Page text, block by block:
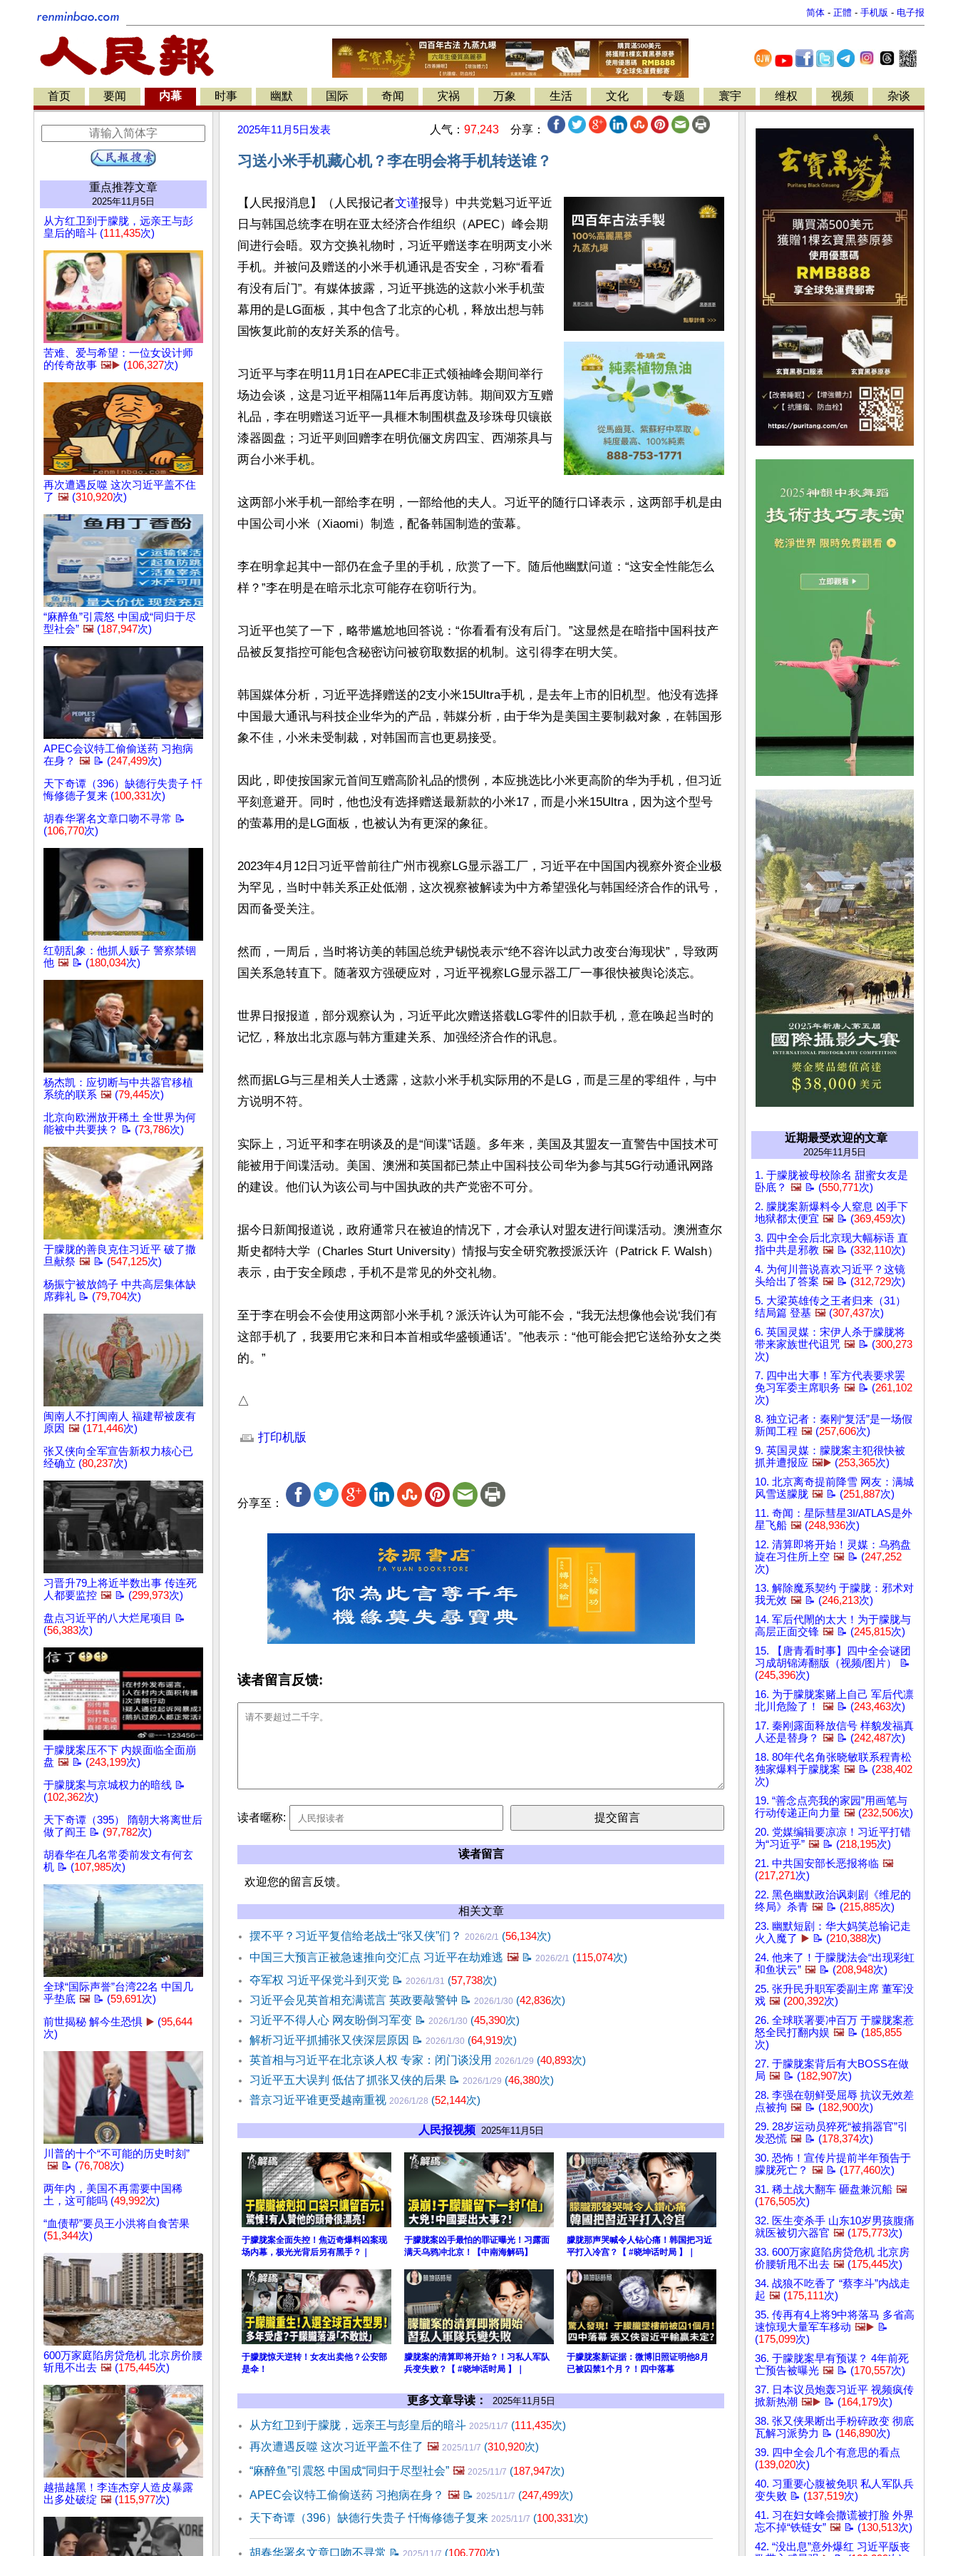
简体 - 正體 - 手机版 - 电子报
首页 要闻 内幕 时事 幽默 国际 奇闻 灾祸 万象 生活 文化 专题 寰宇 维权 视频 杂谈
重点推荐文章
2025年11月5日
从方红卫到于朦胧，远亲王与彭
皇后的暗斗 (111,435次)
苦难、爱与希望：一位女设计师
的传奇故事 🖼️▶️ (106,327次)
再次遭遇反噬 这次习近平盖不住
了 🖼️ (310,920次)
“麻醉鱼”引震怒 中国成“同归于尽
型社会” 🖼️ (187,947次)
APEC会议特工偷偷送药 习抱病
在身？ 🖼️ 📝 (247,499次)
天下奇谭（396）缺德行失贵子 忏
悔修德子复来 (100,331次)
胡春华署名文章口吻不寻常 📝
(106,770次)
红朝乱象：他抓人贩子 警察禁锢
他 🖼️ 📝 (180,034次)
杨杰凯：应切断与中共器官移植
系统的联系 🖼️ (79,445次)
北京向欧洲放开稀土 全世界为何
能被中共要挟？ 📝 (73,786次)
于朦胧的善良克住习近平 破了撒
旦献祭 🖼️ 📝 (547,125次)
杨振宁被放鸽子 中共高层集体缺
席葬礼 📝 (79,704次)
闽南人不打闽南人 福建帮被废有
原因 🖼️ (171,446次)
张又侠向全军宣告新权力核心已
经确立 (80,237次)
习晋升79上将近半数出事 传连死
人都要监控 🖼️ 📝 (299,973次)
盘点习近平的八大烂尾项目 📝
(56,383次)
于朦胧案压不下 内娱面临全面崩
盘 🖼️ 📝 (243,199次)
于朦胧案与京城权力的暗线 📝
(102,362次)
天下奇谭（395） 隋朝大将离世后
做了阎王 📝 (97,782次)
胡春华在几名常委前发文有何玄
机 📝 (107,985次)
全球“国际声誉”台湾22名 中国几
乎垫底 🖼️ 📝 (59,691次)
前世揭秘 解今生恐惧 ▶️ (95,644
次)
川普的十个“不可能的历史时刻”
🖼️ 📝 (76,708次)
两年内，美国不再需要中国稀
土，这可能吗 (49,992次)
“血债帮”要员王小洪将自食苦果
(51,344次)
600万家庭陷房贷危机 北京房价腰
斩甩不出去 🖼️ (175,445次)
越描越黑！李连杰穿人造皮暴露
出多处破绽 🖼️ (115,977次)
2025年11月5日 发表 人气： 97,243 分享：
习送小米手机藏心机？李在明会将手机转送谁？
【人民报消息】（人民报记者文谨报导）中共党魁习近平近
日与韩国总统李在明在亚太经济合作组织（APEC）峰会期
间进行会晤。双方交换礼物时，习近平赠送李在明两支小米
手机。并被问及赠送的小米手机通讯是否安全，习称“看看
有没有后门”。有媒体披露，习近平挑选的这款小米手机萤
幕用的是LG面板，其中包含了北京的心机，释放出想与韩
国恢复此前的友好关系的信号。
习近平与李在明11月1日在APEC非正式领袖峰会期间举行
场边会谈，这是习近平相隔11年后再度访韩。期间双方互赠
礼品，李在明赠送习近平一具榧木制围棋盘及珍珠母贝镶嵌
漆器圆盘；习近平则回赠李在明伉俪文房四宝、西湖茶具与
两台小米手机。
这两部小米手机一部给李在明，一部给他的夫人。习近平的随行口译表示，这两部手机是由
中国公司小米（Xiaomi）制造，配备韩国制造的萤幕。
李在明拿起其中一部仍在盒子里的手机，欣赏了一下。随后他幽默问道：“这安全性能怎么
样？”李在明是在暗示北京可能存在窃听行为。
习近平也笑了一下，略带尴尬地回答说：“你看看有没有后门。”这显然是在暗指中国科技产
品被反复指控可能包含秘密访问被窃取数据的机制。这引得李在明大笑。
韩国媒体分析，习近平选择赠送的2支小米15Ultra手机，是去年上市的旧机型。他没有选择
中国最大通讯与科技企业华为的产品，韩媒分析，由于华为是美国主要制裁对象，在韩国形
象不佳，小米未受制裁，对韩国而言也更易接受。
因此，即使按国家元首间互赠高阶礼品的惯例，本应挑选比小米更高阶的华为手机，但习近
平刻意避开。同时，他也没有选择赠送最新款的小米17，而是小米15Ultra，因为这个型号
的萤幕用的是LG面板，也被认为有更深的象征。
2023年4月12日习近平曾前往广州市视察LG显示器工厂，习近平在中国国内视察外资企业极
为罕见，当时中韩关系正处低潮，这次视察被解读为中方希望强化与韩国经济合作的讯号，
因而备受关注。
然而，一周后，当时将访美的韩国总统尹锡悦表示“绝不容许以武力改变台海现状”，导致两
国关系急转直下。随著双方强硬应对，习近平视察LG显示器工厂一事很快被舆论淡忘。
世界日报报道，部分观察认为，习近平此次赠送搭载LG零件的旧款手机，意在唤起当时的
记忆，释放出北京愿与韩方重建关系、加强经济合作的讯息。
然而据LG与三星相关人士透露，这款小米手机实际用的不是LG，而是三星的零组件，与中
方说明不符。
实际上，习近平和李在明谈及的是“间谍”话题。多年来，美国及其盟友一直警告中国技术可
能被用于间谍活动。美国、澳洲和英国都已禁止中国科技公司华为参与其5G行动通讯网路
的建设。他们认为该公司与中国执政的共产党密不可分。
据今日新闻报道说，政府通常只在被迫的情况下，才会承认对盟友进行间谍活动。澳洲查尔
斯史都特大学（Charles Sturt University）情报与安全研究教授派沃许（Patrick F. Walsh）
表示，由于安全顾虑，手机不是常见的外交礼物。
至于李在明会不会使用这两部小米手机？派沃许认为可能不会，“我无法想像他会说‘我们有
这部手机了，我要用它来和日本首相或华盛顿通话’。”他表示：“他可能会把它送给孙女之类
的。”
△
打印机版
分享至：
读者留言反馈:
读者暱称:
读者留言
欢迎您的留言反馈。
相关文章
摆不平？习近平复信给老战士“张又侠”们？ 2026/2/1 (56,134次)
中国三大预言正被急速推向交汇点 习近平在劫难逃 🖼️ 📝 2026/2/1 (115,074次)
夺军权 习近平保党斗到灭党 📝 2026/1/31 (57,738次)
习近平会见英首相充满谎言 英政要敲警钟 📝 2026/1/30 (42,836次)
习近平不得人心 网友盼倒习军变 📝 2026/1/30 (45,390次)
解析习近平抓捕张又侠深层原因 📝 2026/1/30 (64,919次)
英首相与习近平在北京谈人权 专家：闭门谈没用 2026/1/29 (40,893次)
习近平五大误判 低估了抓张又侠的后果 📝 2026/1/29 (46,380次)
普京习近平谁更受越南重视 2026/1/28 (52,144次)
人民报视频 2025年11月5日
于朦胧案全面失控！焦迈奇爆料凶案现
场内幕，极光光背后另有黑手？｜
于朦胧案凶手最怕的罪证曝光！习露面
满天乌鸦冲北京！【中南海解码】
朦胧那声哭喊令人钻心痛！韩国把习近
平打入冷宫？【 #晓坤话时局 】｜
于朦胧惊天逆转！女友出卖他？公安部
是伞！
朦胧案的清算即将开始？！习私人军队
兵变失败？【 #晓坤话时局 】｜
于朦胧案新证据：微博旧照证明他8月
已被囚禁1个月？！四中落幕
更多文章导读： 2025年11月5日
从方红卫到于朦胧，远亲王与彭皇后的暗斗 2025/11/7 (111,435次)
再次遭遇反噬 这次习近平盖不住了 🖼️ 2025/11/7 (310,920次)
“麻醉鱼”引震怒 中国成“同归于尽型社会” 🖼️ 2025/11/7 (187,947次)
APEC会议特工偷偷送药 习抱病在身？ 🖼️ 📝 2025/11/7 (247,499次)
天下奇谭（396）缺德行失贵子 忏悔修德子复来 2025/11/7 (100,331次)
胡春华署名文章口吻不寻常 📝 2025/11/7 (106,770次)
近期最受欢迎的文章
2025年11月5日
1. 于朦胧被母校除名 甜蜜女友是
卧底？ 🖼️ 📝 (550,771次)
2. 朦胧案新爆料令人窒息 凶手下
地狱都太便宜 🖼️ 📝 (369,459次)
3. 四中全会后北京现大幅标语 直
指中共是邪教 🖼️ 📝 (332,110次)
4. 为何川普说喜欢习近平？这镜
头给出了答案 🖼️ 📝 (312,729次)
5. 大梁英雄传之王者归来（31）
结局篇 登基 🖼️ (307,437次)
6. 英国灵媒：宋伊人杀于朦胧将
带来家族世代诅咒 🖼️ 📝 (300,273
次)
7. 四中出大事！军方代表要求罢
免习军委主席职务 🖼️ 📝 (261,102
次)
8. 独立记者：秦刚“复活”是一场假
新闻工程 🖼️ (257,606次)
9. 英国灵媒：朦胧案主犯很快被
抓并遭报应 🖼️▶️ (253,365次)
10. 北京离奇提前降雪 网友：满城
风雪送朦胧 🖼️ 📝 (251,887次)
11. 奇闻：星际彗星3I/ATLAS是外
星飞船 🖼️ (248,936次)
12. 清算即将开始！灵媒：乌鸦盘
旋在习住所上空 🖼️ 📝 (247,252
次)
13. 解除魔系契约 于朦胧：邪术对
我无效 🖼️ 📝 (246,213次)
14. 军后代閙的太大！为于朦胧与
高层正面交锋 🖼️ 📝 (245,815次)
15. 【唐青看时事】四中全会谜团
习成胡锦涛翻版（视频/图片） 📝
(245,396次)
16. 为于朦胧案赌上自己 军后代凛
北川危险了！
🖼️ 📝 (243,463次)
17. 秦刚露面释放信号 样貌发福真
人还是替身？ 🖼️ 📝 (242,487次)
18. 80年代名角张晓敏联系程青松
独家爆料于朦胧案 🖼️ 📝 (238,402
次)
19. “善念点亮我的家园”用画笔与
行动传递正向力量 🖼️ (232,506次)
20. 党媒编辑要凉凉！习近平打错
为“习近乎” 🖼️ 📝 (218,195次)
21. 中共国安部长恶报将临 🖼️
(217,271次)
22. 黑色幽默政治讽刺剧《维尼的
终局》杀青 🖼️ 📝 (215,885次)
23. 幽默短剧：华大妈笑总输记走
火入魔了 ▶️ 📝 (210,388次)
24. 他来了！于朦胧法会“出现彩虹
和鱼状云” 🖼️ 📝 (208,948次)
25. 张升民升职军委副主席 董军没
戏 🖼️ (200,392次)
26. 全球联署要冲百万 于朦胧案惹
怒全民打翻内娱 🖼️ 📝 (185,855
次)
27. 于朦胧案背后有大BOSS在做
局 🖼️ 📝 (182,907次)
28. 李强在朝鲜受屈辱 抗议无效差
点被拘 🖼️ 📝 (182,900次)
29. 28岁运动员猝死“被捐器官”引
发恐慌 🖼️ 📝 (178,374次)
30. 恐怖！宣传片提前半年预告于
朦胧死亡？ 🖼️ 📝 (177,460次)
31. 稀土战大翻车 砸盘兼沉船 🖼️
(176,505次)
32. 医生变杀手 山东10岁男孩腹痛
就医被切六器官 🖼️ (175,773次)
33. 600万家庭陷房贷危机 北京房
价腰斩甩不出去 🖼️ (175,445次)
34. 战狼不吃香了 “蔡李斗”内战走
起 🖼️ (175,111次)
35. 传再有4上将9中将落马 多省高
速惊现大量军车移动 🖼️▶️ 📝
(175,099次)
36. 于朦胧案早有预谋？ 4年前死
亡预告被曝光 🖼️ 📝 (170,557次)
37. 日本议员炮轰习近平 视频疯传
掀新热潮 🖼️▶️ 📝 (164,179次)
38. 张又侠果断出手粉碎政变 彻底
瓦解习派势力 📝 (146,890次)
39. 四中全会几个有意思的看点
(139,020次)
40. 习重要心腹被免职 私人军队兵
变失败 📝 (137,519次)
41. 习在妇女峰会撒谎被打脸 外界
忘不掉“铁链女” 🖼️ 📝 (130,513次)
42. “没出息”意外爆红 习近平版丧